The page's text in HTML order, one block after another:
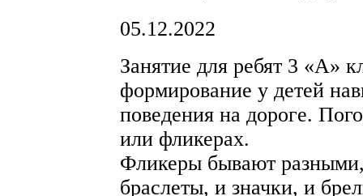
05.12.2022
Занятие для ребят 3 «А»
формирование у детей
поведения на дороге.
или фликерах.
Фликеры бывают
браслеты, и значки, и